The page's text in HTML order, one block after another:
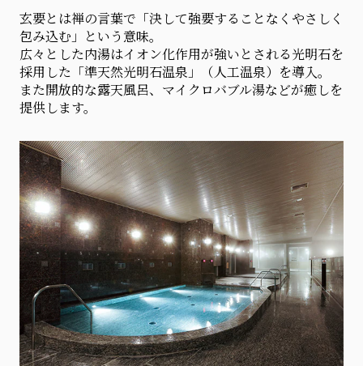
玄要とは禅の言葉で「決して強要することなくやさしく
包み込む」という意味。
広々とした内湯はイオン化作用が強いとされる光明石を
採用した「準天然光明石温泉」（人工温泉）を導入。
また開放的な露天風呂、マイクロバブル湯などが癒しを
提供します。